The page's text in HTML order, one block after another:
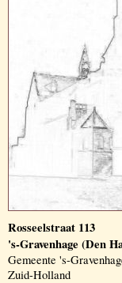
Rosseelstraat 113
's-Gravenhage (Den
Gemeente 's-
Zuid-Holland